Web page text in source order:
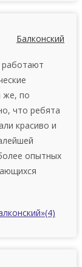
Балконский
работают
же, по
что ребята
красиво и
опытных
(4)